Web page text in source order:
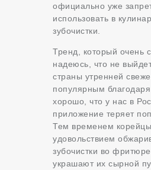
официально уже
использовать в
зубочистки.
Тренд, который очень
надеюсь, что не
страны утренней
популярным
хорошо, что у нас в
приложение теряет
Тем временем
удовольствием
зубочистки во
украшают их сырной